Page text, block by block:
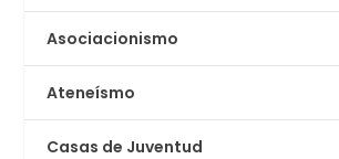
Asociacionismo
Ateneísmo
Casas de Juventud